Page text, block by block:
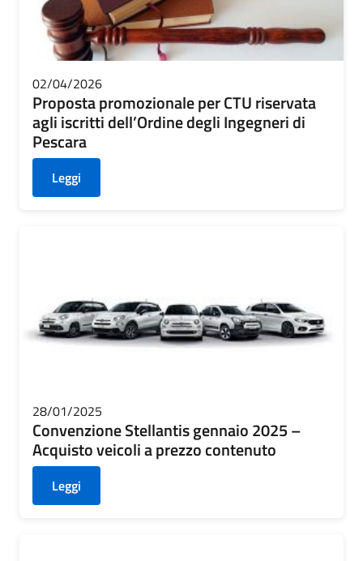
02/04/2026
Proposta promozionale per CTU riservata
agli iscritti dell’Ordine degli Ingegneri di
Pescara
Leggi
28/01/2025
Convenzione Stellantis gennaio 2025 –
Acquisto veicoli a prezzo contenuto
Leggi